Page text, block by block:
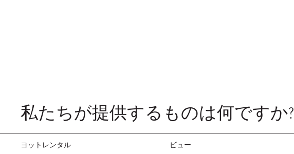
私たちが提供するものは何ですか?
ヨットレンタル ビュー